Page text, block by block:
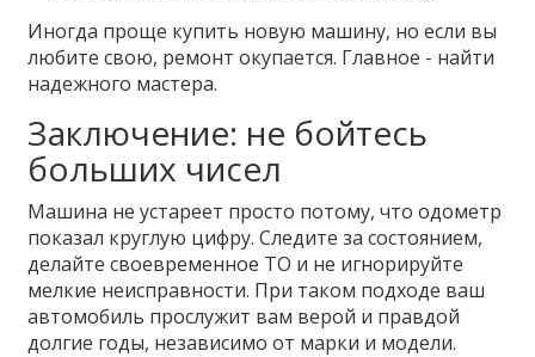
Иногда проще купить новую машину, но если вы
любите свою, ремонт окупается. Главное - найти
надежного мастера.
Заключение: не бойтесь
больших чисел
Машина не устареет просто потому, что одометр
показал круглую цифру. Следите за состоянием,
делайте своевременное ТО и не игнорируйте
мелкие неисправности. При таком подходе ваш
автомобиль прослужит вам верой и правдой
долгие годы, независимо от марки и модели.